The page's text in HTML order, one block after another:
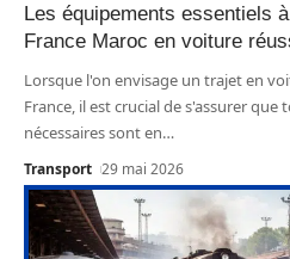
Les équipements essentiels
France Maroc en voiture
Lorsque l'on envisage un trajet en
France, il est crucial de s'assurer que
nécessaires sont en…
Transport 29 mai 2026